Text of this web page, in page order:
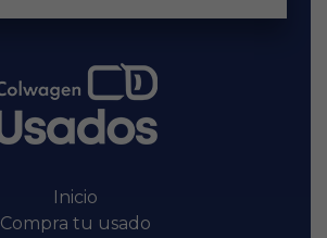
Inicio
Compra tu usado